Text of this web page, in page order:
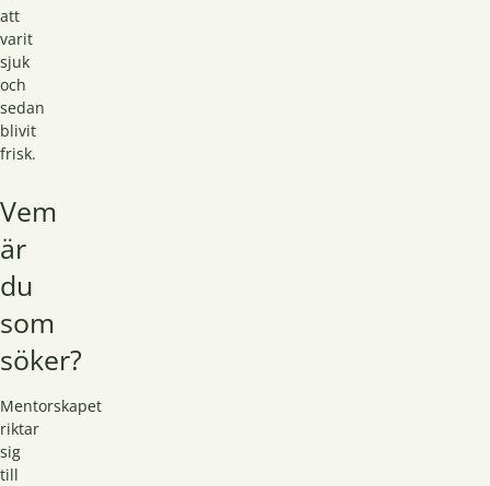
att
varit
sjuk
och
sedan
blivit
frisk.
Vem
är
du
som
söker?
Mentorskapet
riktar
sig
till